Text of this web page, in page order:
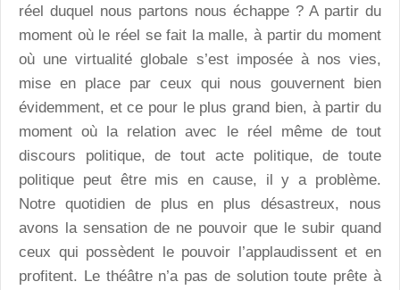
réel duquel nous partons nous échappe ? A partir du
moment où le réel se fait la malle, à partir du moment
où une virtualité globale s’est imposée à nos vies,
mise en place par ceux qui nous gouvernent bien
évidemment, et ce pour le plus grand bien, à partir du
moment où la relation avec le réel même de tout
discours politique, de tout acte politique, de toute
politique peut être mis en cause, il y a problème.
Notre quotidien de plus en plus désastreux, nous
avons la sensation de ne pouvoir que le subir quand
ceux qui possèdent le pouvoir l’applaudissent et en
profitent. Le théâtre n’a pas de solution toute prête à